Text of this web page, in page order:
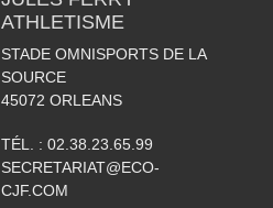
ATHLETISME
STADE OMNISPORTS DE LA
SOURCE
45072 ORLEANS
TÉL. : 02.38.23.65.99
SECRETARIAT@ECO-
CJF.COM